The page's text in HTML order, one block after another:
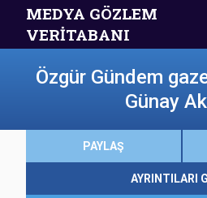
MEDYA GÖZLEM
VERİTABANI
Özgür Gündem
Günay
PAYLAŞ
AYRINTILARI